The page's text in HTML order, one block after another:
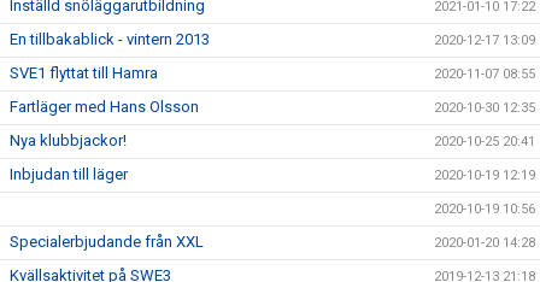
Inställd snöläggarutbildning 2021-01-10 17:22
En tillbakablick - vintern 2013 2020-12-17 13:09
SVE1 flyttat till Hamra 2020-11-07 08:55
Fartläger med Hans Olsson 2020-10-30 12:35
Nya klubbjackor! 2020-10-25 20:41
Inbjudan till läger 2020-10-19 12:19
2020-10-19 10:56
Specialerbjudande från XXL 2020-01-20 14:28
Kvällsaktivitet på SWE3 2019-12-13 21:18